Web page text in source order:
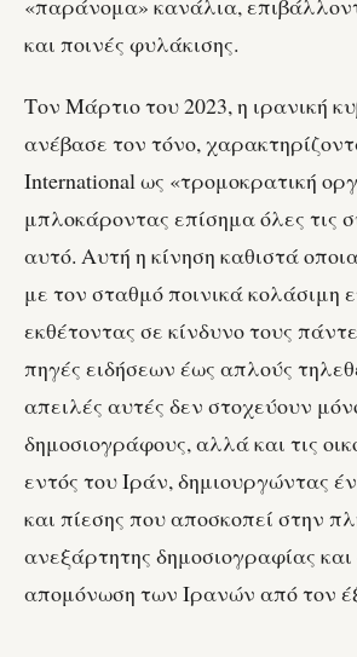
«παράνομα» κανάλια,
και ποινές φυλάκισης.
Τον Μάρτιο του 2023, η ιρανική
ανέβασε τον τόνο,
International ως «τρομοκρατική
μπλοκάροντας επίσημα όλες τις
αυτό. Αυτή η κίνηση καθιστά
με τον σταθμό ποινικά κολάσιμη
εκθέτοντας σε κίνδυνο τους
πηγές ειδήσεων έως απλούς
απειλές αυτές δεν στοχεύουν
δημοσιογράφους, αλλά και τις
εντός του Ιράν, δημιουργώντας
και πίεσης που αποσκοπεί στην
ανεξάρτητης δημοσιογραφίας και
απομόνωση των Ιρανών από τον